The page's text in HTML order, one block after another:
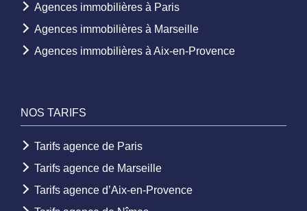
Agences immobilières à Paris
Agences immobilières à Marseille
Agences immobilières à Aix-en-Provence
NOS TARIFS
Tarifs agence de Paris
Tarifs agence de Marseille
Tarifs agence d’Aix-en-Provence